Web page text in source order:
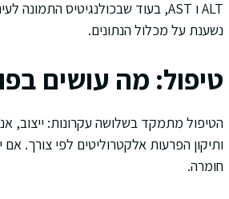
נשענת על מכלול הנתונים.
טיפול: מה עושים
הטיפול מתמקד בשלושה עקרונות: ייצוב,
ותיקון הפרעות אלקטרוליטים לפי צורך.
חומרה.